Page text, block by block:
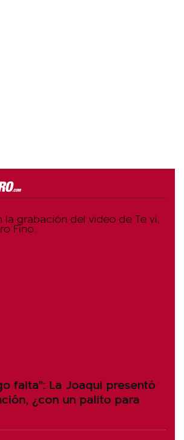
falta": La Joaqui presentó
¿con un palito para